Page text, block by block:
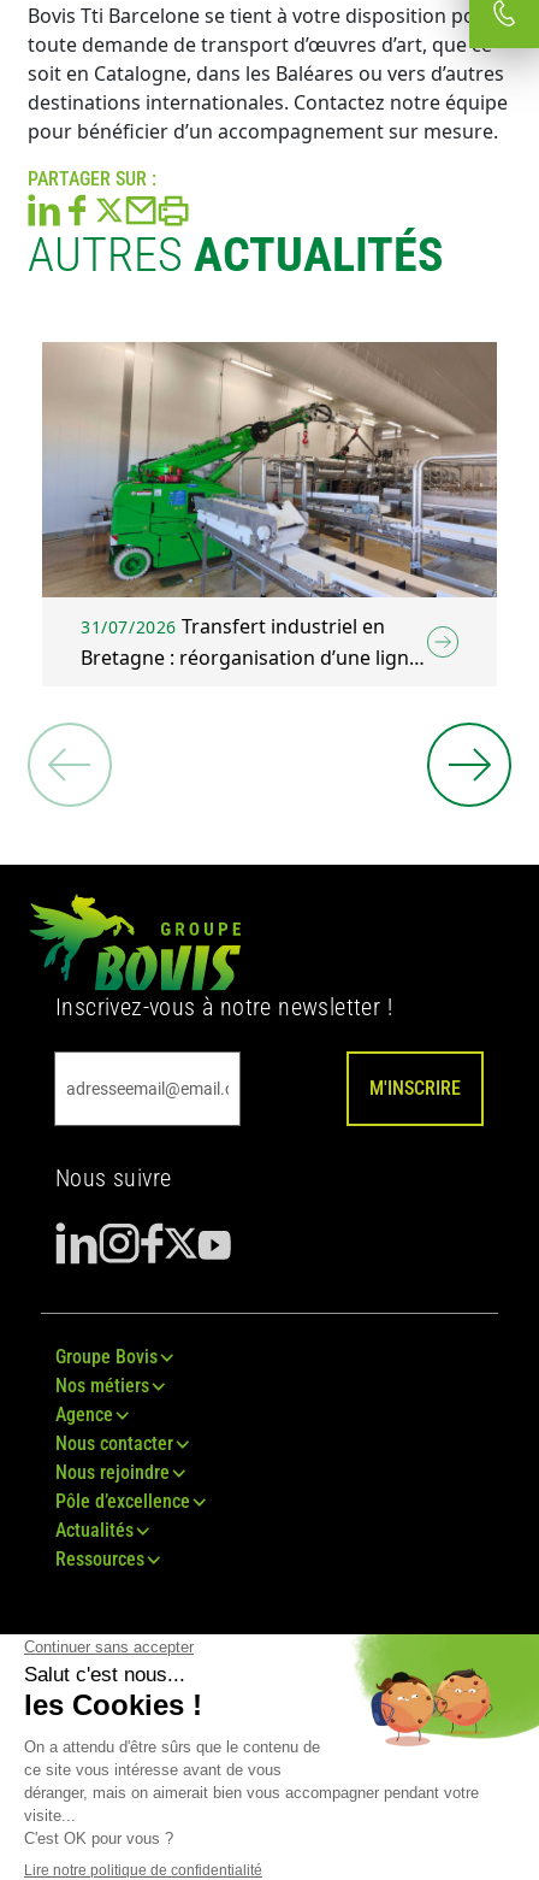
Bovis Tti Barcelone se tient à votre disposition pour
toute demande de transport d’œuvres d’art, que ce
soit en Catalogne, dans les Baléares ou vers d’autres
destinations internationales. Contactez notre équipe
pour bénéficier d’un accompagnement sur mesure.
PARTAGER SUR :
AUTRESACTUALITÉS
31/07/2026 Transfert industriel en
Bretagne : réorganisation d’une ligne
Inscrivez-vous à notre newsletter !
M'INSCRIRE
Nous suivre
Groupe Bovis
Nos métiers
Agence
Nous contacter
Nous rejoindre
Pôle d’excellence
Actualités
Ressources
© Groupe Bovis 2024 - Mentions légales
-Plan du site CGV